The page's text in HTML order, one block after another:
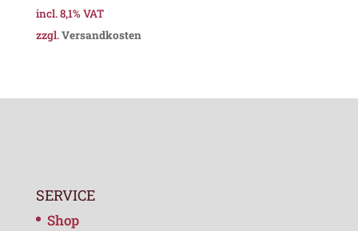
incl. 8,1% VAT
zzgl.Versandkosten
SERVICE
Shop